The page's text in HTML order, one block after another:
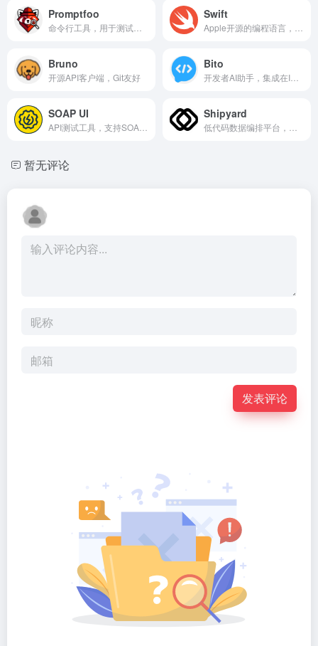
Promptfoo Swift
Bruno
开源API客户端，Git友好
Bito
SOAP UI Shipyard
暂无评论
发表评论